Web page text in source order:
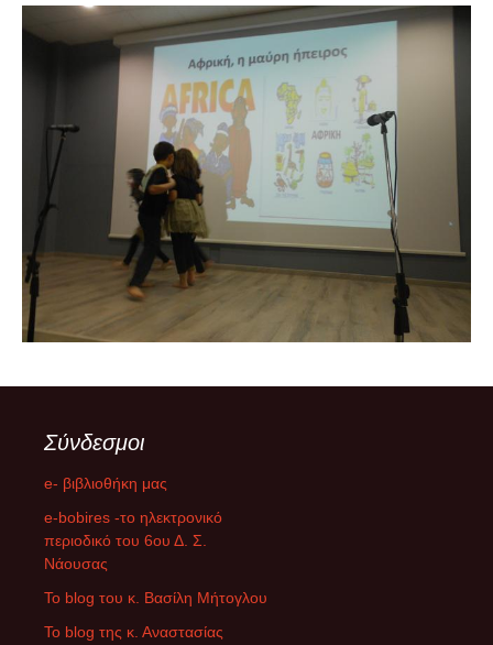
Σύνδεσμοι
e- βιβλιοθήκη μας
e-bobires -το ηλεκτρονικό
περιοδικό του 6ου Δ. Σ.
Νάουσας
To blog του κ. Βασίλη Μήτογλου
Το blog της κ. Αναστασίας